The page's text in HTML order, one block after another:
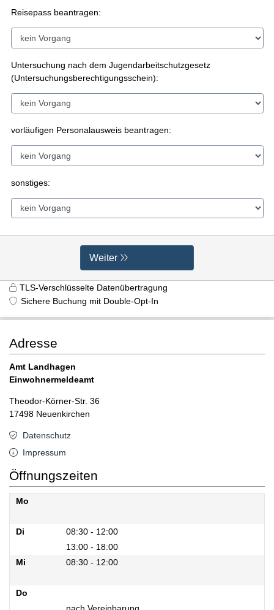
Reisepass beantragen:
Untersuchung nach dem Jugendarbeitschutzgesetz
(Untersuchungsberechtigungsschein):
vorläufigen Personalausweis beantragen:
sonstiges:
Weiter
TLS-Verschlüsselte Datenübertragung
Sichere Buchung mit Double-Opt-In
Adresse
Amt Landhagen
Einwohnermeldeamt
Theodor-Körner-Str. 36
17498 Neuenkirchen
Datenschutz
Impressum
Öffnungszeiten
Mo
Di
08:30 - 12:00
13:00 - 18:00
Mi
08:30 - 12:00
Do
nach Vereinbarung